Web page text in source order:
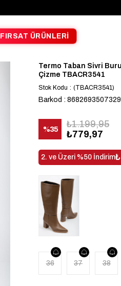
FIRSAT ÜRÜNLERİ
Termo Taban Sivri
Çizme TBACR3541
Stok Kodu (TBACR3541)
Barkod : 8682693507329
%35
İndirim
₺1.199,95
₺779,97
2. ve Üzeri %50 İndirim
36 37 38